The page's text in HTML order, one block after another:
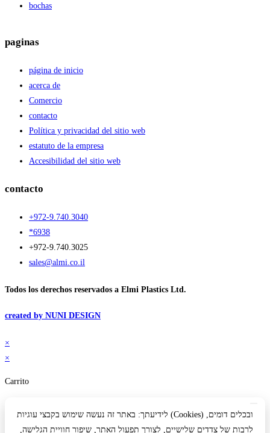
bochas
paginas
página de inicio
acerca de
Comercio
contacto
Política y privacidad del sitio web
estatuto de la empresa
Accesibilidad del sitio web
contacto
+972-9.740.3040
*6938
+972-9.740.3025
sales@almi.co.il
Todos los derechos reservados a Elmi Plastics Ltd.
created by NUNI DESIGN
×
×
Carrito
לידיעתך: באתר זה נעשה שימוש בקבצי עוגיות (Cookies) ובכלים דומים,
לרבות של צדדים שלישיים, לצורך תפעול האתר, שיפור חוויית הגלישה,